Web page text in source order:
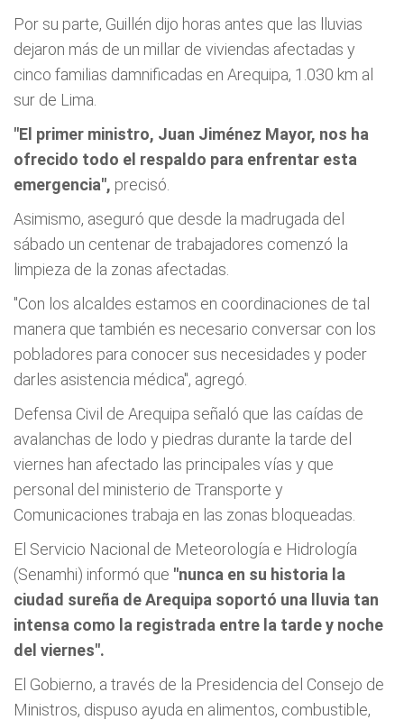
Por su parte, Guillén dijo horas antes que las lluvias
dejaron más de un millar de viviendas afectadas y
cinco familias damnificadas en Arequipa, 1.030 km al
sur de Lima.
"El primer ministro, Juan Jiménez Mayor, nos ha
ofrecido todo el respaldo para enfrentar esta
emergencia", precisó.
Asimismo, aseguró que desde la madrugada del
sábado un centenar de trabajadores comenzó la
limpieza de la zonas afectadas.
"Con los alcaldes estamos en coordinaciones de tal
manera que también es necesario conversar con los
pobladores para conocer sus necesidades y poder
darles asistencia médica", agregó.
Defensa Civil de Arequipa señaló que las caídas de
avalanchas de lodo y piedras durante la tarde del
viernes han afectado las principales vías y que
personal del ministerio de Transporte y
Comunicaciones trabaja en las zonas bloqueadas.
El Servicio Nacional de Meteorología e Hidrología
(Senamhi) informó que "nunca en su historia la
ciudad sureña de Arequipa soportó una lluvia tan
intensa como la registrada entre la tarde y noche
del viernes".
El Gobierno, a través de la Presidencia del Consejo de
Ministros, dispuso ayuda en alimentos, combustible,